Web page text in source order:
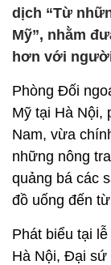
dịch “Từ
Mỹ”, nhằm
hơn với
Phòng Đối
Mỹ tại Hà Nội,
Nam, vừa
những nông
quảng bá các
đồ uống đến
Phát biểu tại
Hà Nội, Đại sứ